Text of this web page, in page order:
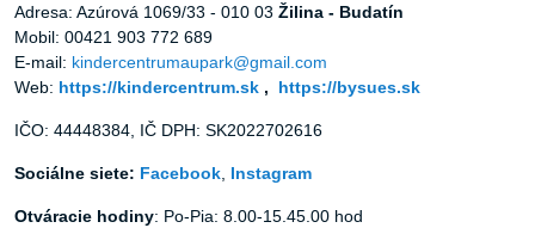
Adresa: Azúrová 1069/33 - 010 03 Žilina - Budatín
Mobil: 00421 903 772 689
E-mail: kindercentrumaupark@gmail.com
Web: https://kindercentrum.sk , https://bysues.sk
IČO: 44448384, IČ DPH: SK2022702616
Sociálne siete: Facebook, Instagram
Otváracie hodiny: Po-Pia: 8.00-15.45.00 hod